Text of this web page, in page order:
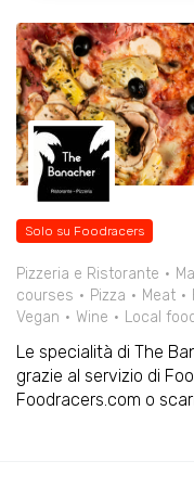
Solo su Foodracers
Pizzeria e Ristorante
courses
Pizza Meat
Vegan
Wine Local food
Le specialità di The
grazie al servizio di
Foodracers.com o